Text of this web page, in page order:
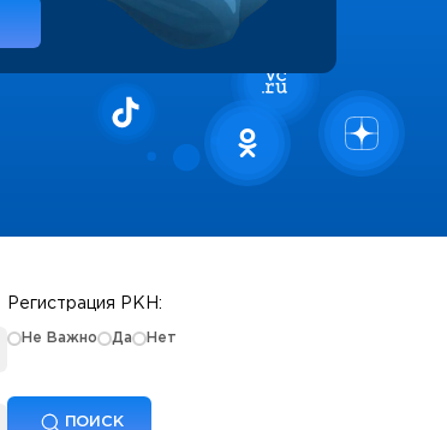
Регистрация РКН:
Не Важно Да Нет
ПОИСК